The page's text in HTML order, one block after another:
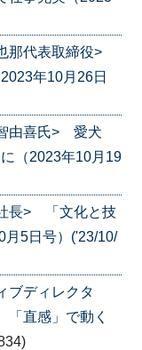
那代表取締役>
年10月26日
由喜氏> 愛犬
（2023年10月19
長> 「文化と技
月5日号）('23/10/
ディレクタ
直感」で動く